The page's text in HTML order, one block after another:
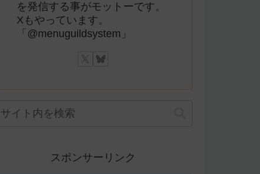
を発信する事がモットーです。
Xもやっています。
「@menuguildsystem」
スポンサーリンク